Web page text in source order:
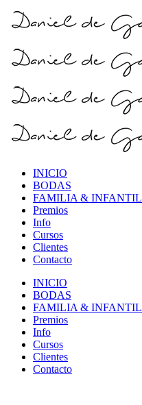
INICIO
BODAS
FAMILIA & INFANTIL
Premios
Info
Cursos
Clientes
Contacto
INICIO
BODAS
FAMILIA & INFANTIL
Premios
Info
Cursos
Clientes
Contacto